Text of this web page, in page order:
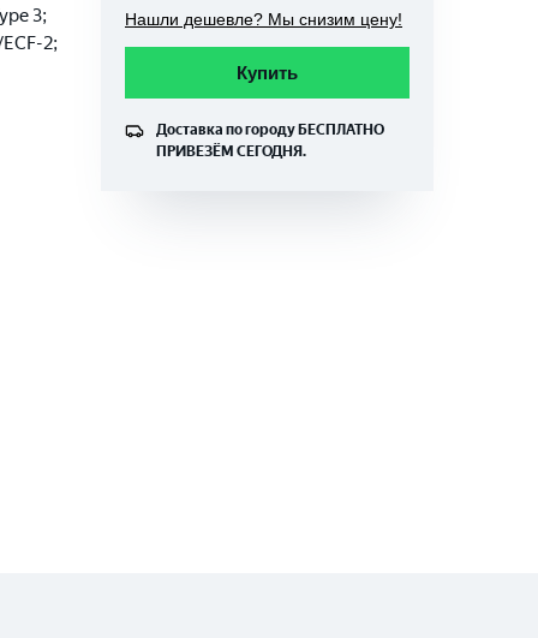
3;
2;
Нашли дешевле? Мы снизим цену!
Купить
Доставка по городу БЕСПЛАТНО
ПРИВЕЗЁМ СЕГОДНЯ.